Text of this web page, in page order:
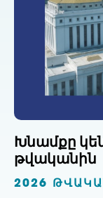
Խնամքը
թվականին
2026